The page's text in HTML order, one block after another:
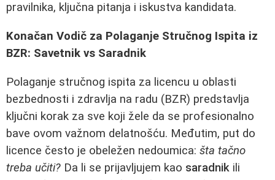
pravilnika, ključna pitanja i iskustva kandidata.
Konačan Vodič za Polaganje Stručnog Ispita iz
BZR: Savetnik vs Saradnik
Polaganje stručnog ispita za licencu u oblasti
bezbednosti i zdravlja na radu (BZR) predstavlja
ključni korak za sve koji žele da se profesionalno
bave ovom važnom delatnošću. Međutim, put do
licence često je obeležen nedoumica: šta tačno
treba učiti? Da li se prijavljujem kao saradnik ili